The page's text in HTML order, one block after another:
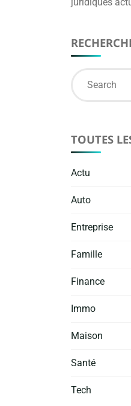
TOUTES
Actu
Auto
Entreprise
Famille
Finance
Immo
Maison
Santé
Tech